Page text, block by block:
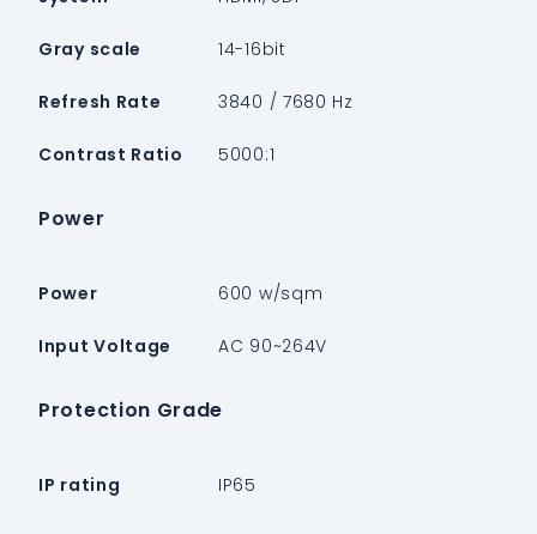
Gray scale 14-16bit
Refresh Rate 3840 / 7680 Hz
Contrast Ratio 5000:1
Power
Power 600 w/sqm
Input Voltage AC 90~264V
Protection Grade
IP rating IP65